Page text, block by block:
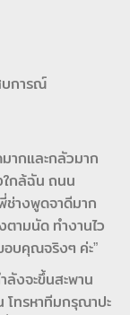
บการณ์
ากและกลัวมาก
ใกล้ฉัน ถนน
ช่างพูดจาดีมาก
ตามนัด ทำงานไว
อบคุณจริงๆ ค่ะ”
ลังจะขึ้นสะพาน
โทรหาทีมกรุณาปะ